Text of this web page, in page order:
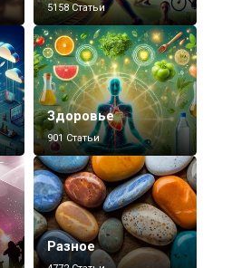
5158 Статьи
Здоровье
901 Статьи
Разное